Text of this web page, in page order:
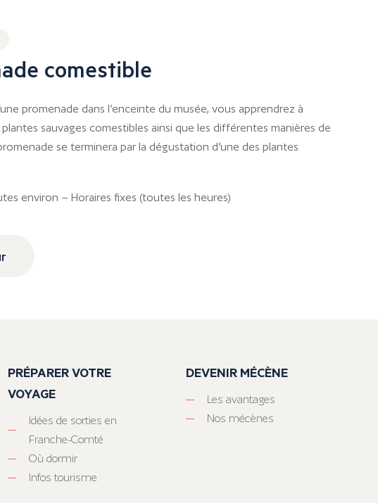
comestible
promenade dans l’enceinte du musée, vous apprendrez à
sauvages comestibles ainsi que les différentes manières de
se terminera par la dégustation d’une des plantes
environ – Horaires fixes (toutes les heures)
PRÉPARER VOTRE
VOYAGE
Idées de sorties en
Franche-Comté
Où dormir
Infos tourisme
DEVENIR MÉCÈNE
Les avantages
Nos mécènes